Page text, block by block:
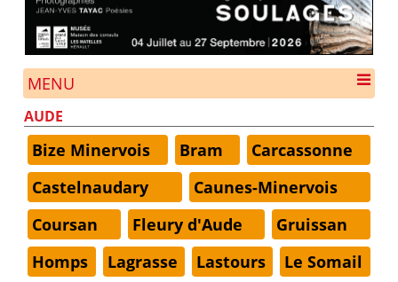
MENU
AUDE
Bize Minervois Bram
Carcassonne
Castelnaudary
Caunes-Minervois
Coursan
Fleury d'Aude
Gruissan
Homps
Lagrasse Lastours
Le Somail